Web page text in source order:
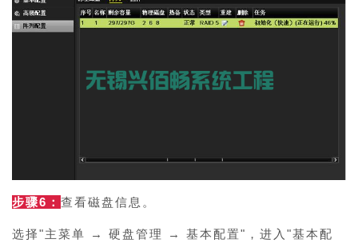
步骤6： 查看磁盘信息。
选择"主菜单 → 硬盘管理 → 基本配置"，进入"基本配